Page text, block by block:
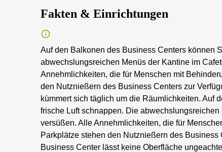
Fakten & Einrichtungen
Auf den Balkonen des Business Centers können
abwechslungsreichen Menüs der Kantine im
Annehmlichkeiten, die für Menschen mit
den Nutznießern des Business Centers zur
kümmert sich täglich um die Räumlichkeiten. Auf
frische Luft schnappen. Die
versüßen. Alle Annehmlichkeiten, die für
Parkplätze stehen den Nutznießern des
Business Center lässt keine Oberfläche